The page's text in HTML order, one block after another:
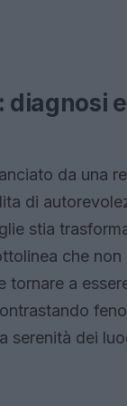
diagnosi
da una
di
stia
che
tornare a
serenità dei